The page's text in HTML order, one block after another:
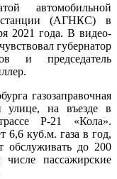
автомобильной
станции (АГНКС) в
2021 года. В видео-
губернатор
и председатель
газозаправочная
улице, на въезде в
Р-21 «Кола».
6,6 куб.м. газа в год,
обслуживать до 200
пассажирские